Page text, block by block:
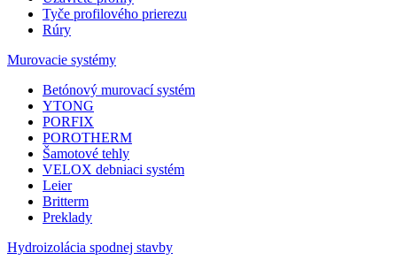
Tyče profilového prierezu
Rúry
Murovacie systémy
Betónový murovací systém
YTONG
PORFIX
POROTHERM
Šamotové tehly
VELOX debniaci systém
Leier
Britterm
Preklady
Hydroizolácia spodnej stavby